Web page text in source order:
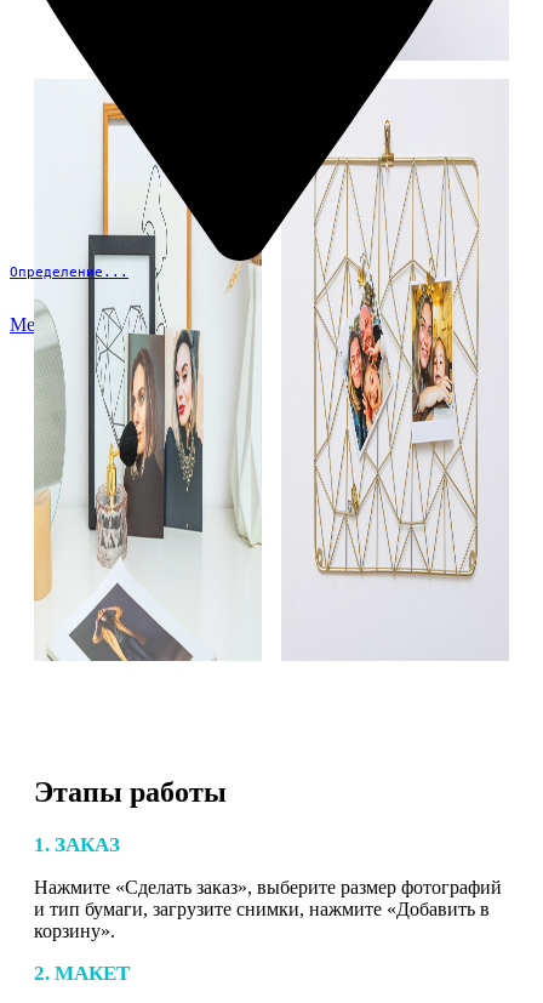
Определение...
Меню
Этапы работы
1. ЗАКАЗ
Нажмите «Сделать заказ», выберите размер фотографий
и тип бумаги, загрузите снимки, нажмите «Добавить в
корзину».
2. МАКЕТ